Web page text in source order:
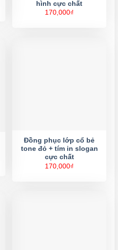
hình cực chất
170,000₫
Đồng phục lớp cổ bẻ
tone đỏ + tím in slogan
cực chất
170,000₫